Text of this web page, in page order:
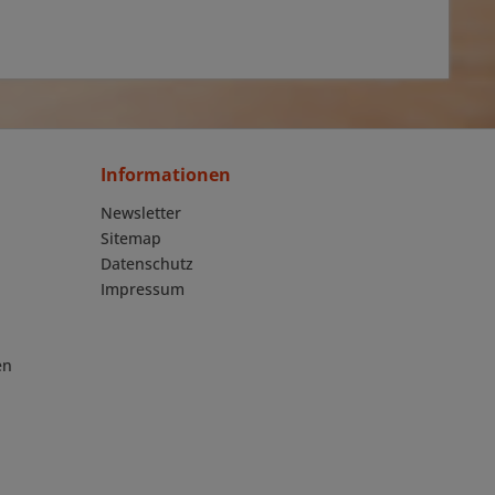
Informationen
Newsletter
Sitemap
Datenschutz
Impressum